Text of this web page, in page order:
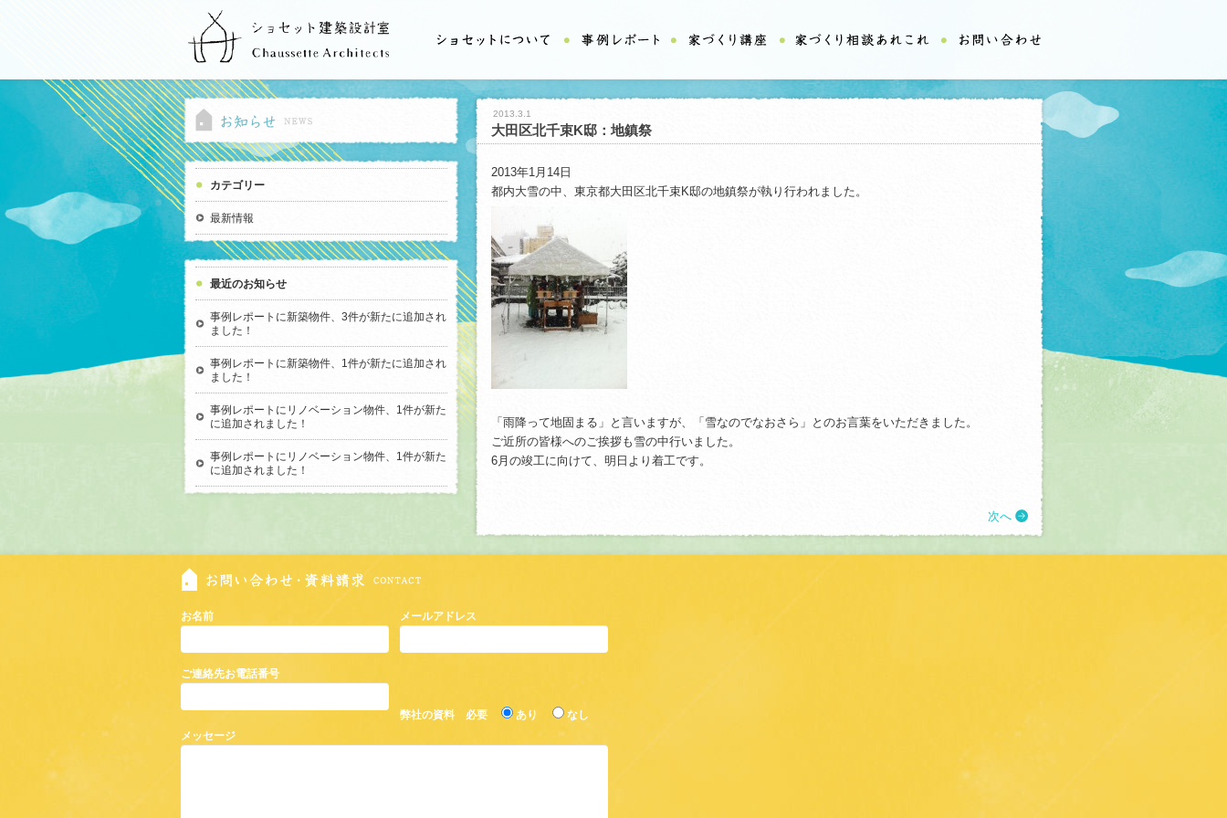
カテゴリー
最新情報
最近のお知らせ
事例レポートに新築物件、3件が新たに追加され
ました！
事例レポートに新築物件、1件が新たに追加され
ました！
事例レポートにリノベーション物件、1件が新た
に追加されました！
事例レポートにリノベーション物件、1件が新た
に追加されました！
2013.3.1
大田区北千束K邸：地鎮祭
2013年1月14日
都内大雪の中、東京都大田区北千束K邸の地鎮祭が執り行われました。
「雨降って地固まる」と言いますが、「雪なのでなおさら」とのお言葉をいただきました。
ご近所の皆様へのご挨拶も雪の中行いました。
6月の竣工に向けて、明日より着工です。
次へ
お名前
ご連絡先お電話番号
メールアドレス
弊社の資料 必要 あり
なし
メッセージ